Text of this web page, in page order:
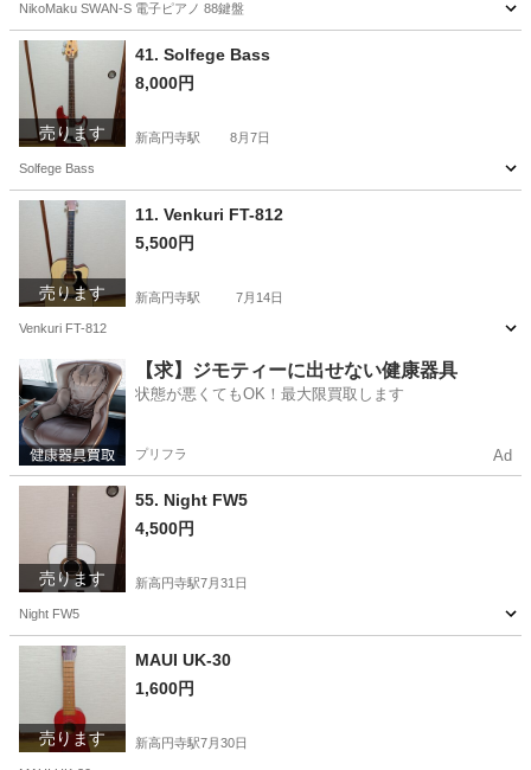
NikoMaku SWAN-S 電子ピアノ 88鍵盤
東京 杉並区
売ります
41. Solfege Bass
8,000円
新高円寺駅 8月7日
Solfege Bass
東京 杉並区
売ります
11. Venkuri FT-812
5,500円
新高円寺駅 7月14日
Venkuri FT-812
東京 杉並区 新高円寺駅 弦楽器、ギター
【求】ジモティーに出せない健康器具
状態が悪くてもOK！最大限買取します
プリフラ Ad
売ります
55. Night FW5
4,500円
新高円寺駅7月31日
Night FW5
東京 杉並区
売ります
MAUI UK-30
1,600円
新高円寺駅7月30日